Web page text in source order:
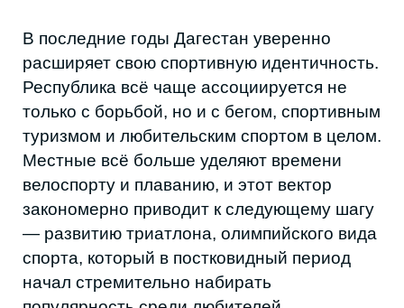
— развитию триатлона, олимпийского вида
спорта, который в постковидный период
начал стремительно набирать
популярность среди любителей.
Триатлон — вид спорта, в котором
велогонка и бег. Этапы проходят
последовательно, без перерыва между
ними.